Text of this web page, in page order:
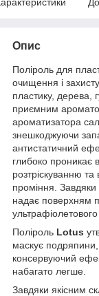
Опис
Поліроль для
очищення і
пластику, дерева,
приємним
ароматизатора
знешкоджуючи
антистатичний
глибоко проникає
розтріскуванню
проміння. Завдяки
надає поверхням
Поліроль Lotus
маскує
консервуючий
набагато легше.
Завдяки якісним